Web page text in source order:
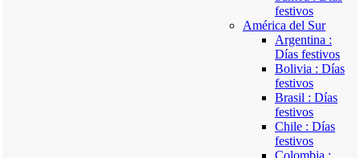
festivos
América del Sur
Argentina :
Días festivos
Bolivia : Días
festivos
Brasil : Días
festivos
Chile : Días
festivos
Colombia :